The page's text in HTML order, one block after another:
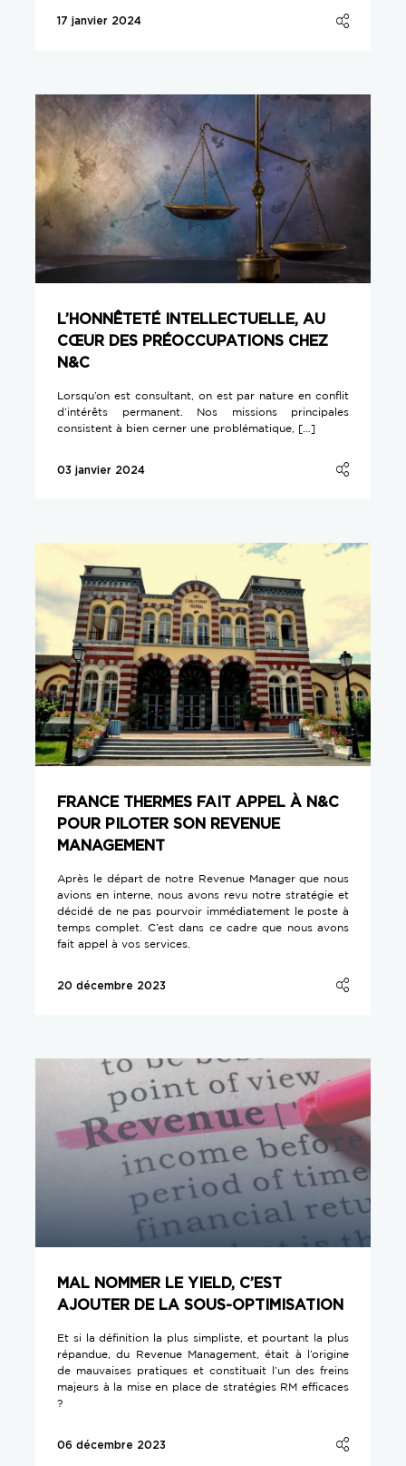
17 janvier 2024
L’HONNÊTETÉ INTELLECTUELLE, AU
CŒUR DES PRÉOCCUPATIONS CHEZ
N&C
Lorsqu’on est consultant, on est par nature en conflit
d’intérêts permanent. Nos missions principales
consistent à bien cerner une problématique, […]
03 janvier 2024
FRANCE THERMES FAIT APPEL À N&C
POUR PILOTER SON REVENUE
MANAGEMENT
Après le départ de notre Revenue Manager que nous
avions en interne, nous avons revu notre stratégie et
décidé de ne pas pourvoir immédiatement le poste à
temps complet. C’est dans ce cadre que nous avons
fait appel à vos services.
20 décembre 2023
MAL NOMMER LE YIELD, C’EST
AJOUTER DE LA SOUS-OPTIMISATION
Et si la définition la plus simpliste, et pourtant la plus
répandue, du Revenue Management, était à l’origine
de mauvaises pratiques et constituait l’un des freins
majeurs à la mise en place de stratégies RM efficaces
?
06 décembre 2023